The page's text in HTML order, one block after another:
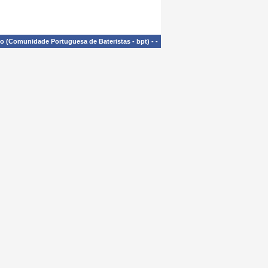
(Comunidade Portuguesa de Bateristas - bpt) - -